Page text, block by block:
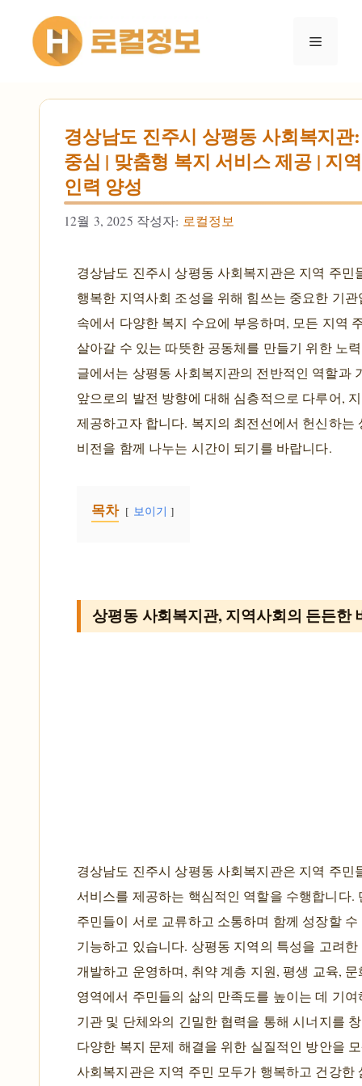
건너뛰기
메뉴
경상남도 진주시 상평동 사회복지
중심 | 맞춤형 복지 서비스 제공 | 지
인력 양성
12월 3, 2025 작성자: 로컬정보
경상남도 진주시 상평동 사회복지관은 지역 주민
행복한 지역사회 조성을 위해 힘쓰는 중요한 기
속에서 다양한 복지 수요에 부응하며, 모든 지역
살아갈 수 있는 따뜻한 공동체를 만들기 위한 노
글에서는 상평동 사회복지관의 전반적인 역할과
앞으로의 발전 방향에 대해 심층적으로 다루어,
제공하고자 합니다. 복지의 최전선에서 헌신하는
비전을 함께 나누는 시간이 되기를 바랍니다.
목차 보이기
상평동 사회복지관, 지역사회의 든든한
경상남도 진주시 상평동 사회복지관은 지역 주민
서비스를 제공하는 핵심적인 역할을 수행합니다.
주민들이 서로 교류하고 소통하며 함께 성장할
기능하고 있습니다. 상평동 지역의 특성을 고려
개발하고 운영하며, 취약 계층 지원, 평생 교육,
영역에서 주민들의 삶의 만족도를 높이는 데 기
기관 및 단체와의 긴밀한 협력을 통해 시너지를
다양한 복지 문제 해결을 위한 실질적인 방안을
사회복지관은 지역 주민 모두가 행복하고 건강한